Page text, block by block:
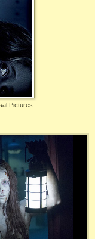
Pictures